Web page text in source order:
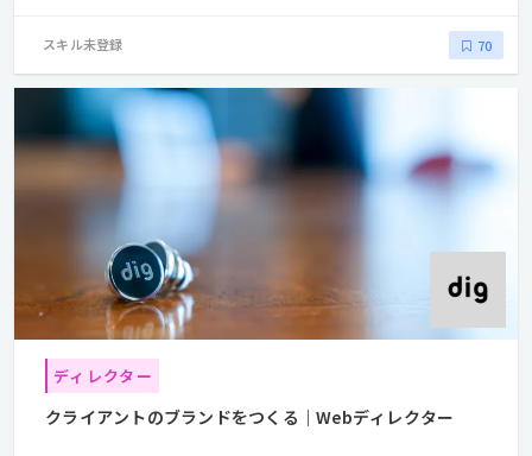
スキル未登録 70
ディレクター
クライアントのブランドをつくる｜Webディレクター